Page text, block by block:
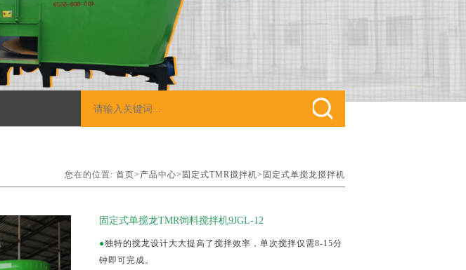
您在的位置: 首页> 产品中心> 固定式TMR搅拌机> 固定式单搅龙搅拌机
固定式单搅龙TMR饲料搅拌机9JGL-12
●独特的搅龙设计大大提高了搅拌效率，单次搅拌仅需8-15分
钟即可完成。